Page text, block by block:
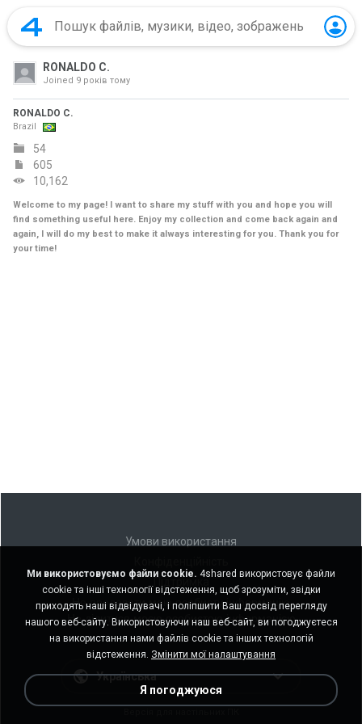
RONALDO C.
Joined 9 років тому
RONALDO C.
Brazil
54
605
10,162
Welcome to my page! I want to share my stuff with you and hope you will
find something useful here. Enjoy my collection and come back again and
again, I will do my best to make it always interesting for you. Thank you for
your time!
Умови використання
Не продавати мою особисту інформацію
Не ділитися моєю особистою інформацією
Українська
Ми використовуємо файли cookie. 4shared використовує файли
cookie та інші технології відстеження, щоб зрозуміти, звідки
приходять наші відвідувачі, і поліпшити Ваш досвід перегляду
нашого веб-сайту. Використовуючи наш веб-сайт, ви погоджуєтеся
на використання нами файлів cookie та інших технологій
відстеження. Змінити мої налаштування
Я погоджуюся